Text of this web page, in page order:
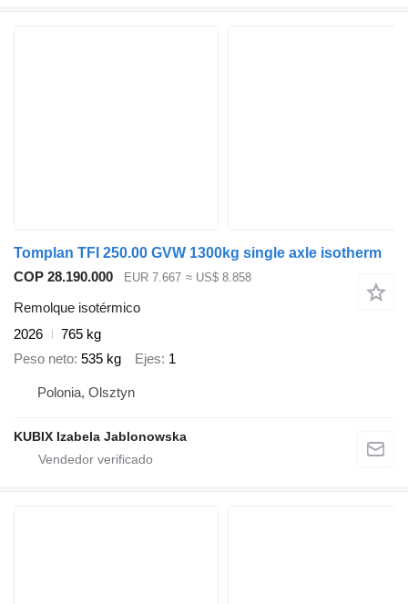
Tomplan TFI 250.00 GVW 1300kg single axle isotherm
COP 28.190.000
EUR 7.667 ≈ US$ 8.858
Remolque isotérmico
2026
765 kg
Peso neto 535 kg Ejes 1
Polonia, Olsztyn
KUBIX Izabela Jablonowska